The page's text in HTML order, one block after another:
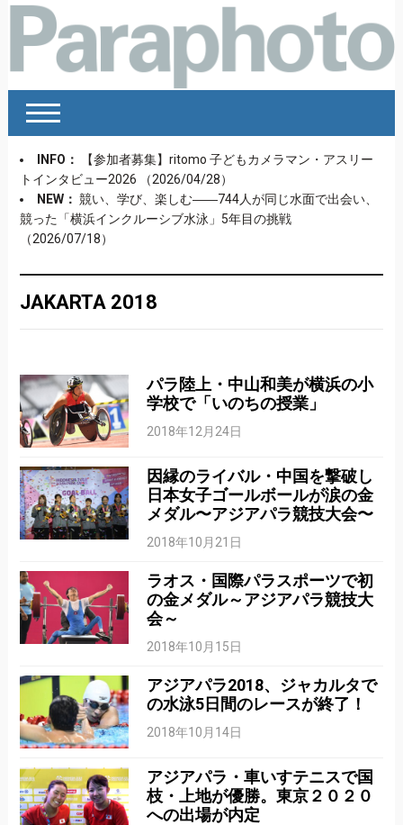
INFO：
【参加者募集】ritomo 子どもカメラマン・アスリー
トインタビュー2026
（2026/04/28）
NEW： 競い、学び、楽しむ――744人が同じ水面で出会い、
競った「横浜インクルーシブ水泳」5年目の挑戦
（2026/07/18）
JAKARTA 2018
パラ陸上・中山和美が横浜の小
学校で「いのちの授業」
2018年12月24日
因縁のライバル・中国を撃破し
日本女子ゴールボールが涙の金
メダル〜アジアパラ競技大会〜
2018年10月21日
ラオス・国際パラスポーツで初
の金メダル～アジアパラ競技大
会～
2018年10月15日
アジアパラ2018、ジャカルタで
の水泳5日間のレースが終了！
2018年10月14日
アジアパラ・車いすテニスで国
枝・上地が優勝。東京２０２０
への出場が内定